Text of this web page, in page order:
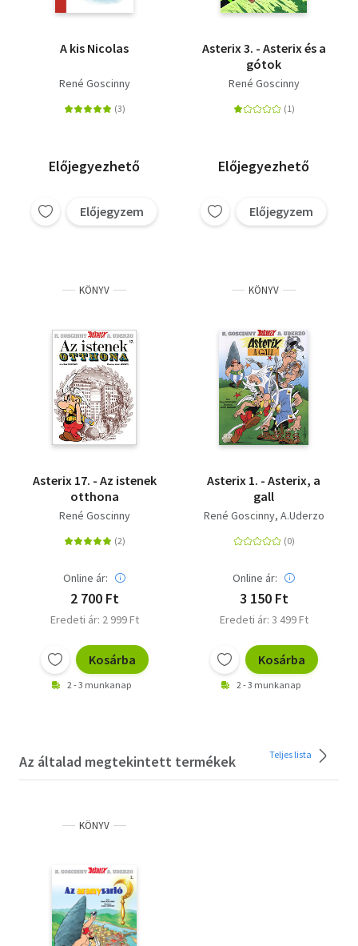
A kis Nicolas
René Goscinny
Előjegyezhető
Előjegyzem
Asterix 3. - Asterix és a
gótok
René Goscinny
Előjegyezhető
Előjegyzem
KÖNYV
Asterix 17. - Az istenek
otthona
René Goscinny
Online ár:
2 700 Ft
Eredeti ár: 2 999 Ft
Kosárba
2 - 3 munkanap
KÖNYV
Asterix 1. - Asterix, a
gall
René Goscinny A.Uderzo
Online ár:
3 150 Ft
Eredeti ár: 3 499 Ft
Kosárba
2 - 3 munkanap
Az általad megtekintett termékek Teljes lista
KÖNYV